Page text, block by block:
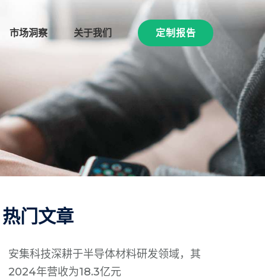
市场洞察 关于我们 定制报告
热门文章
安集科技深耕于半导体材料研发领域，其
2024年营收为18.3亿元